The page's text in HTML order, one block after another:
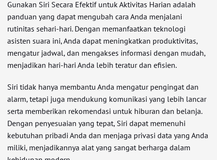
Gunakan Siri Secara Efektif untuk Aktivitas Harian adalah
panduan yang dapat mengubah cara Anda menjalani
rutinitas sehari-hari. Dengan memanfaatkan teknologi
asisten suara ini, Anda dapat meningkatkan produktivitas,
mengatur jadwal, dan mengakses informasi dengan mudah,
menjadikan hari-hari Anda lebih teratur dan efisien.
Siri tidak hanya membantu Anda mengatur pengingat dan
alarm, tetapi juga mendukung komunikasi yang lebih lancar
serta memberikan rekomendasi untuk hiburan dan belanja.
Dengan penyesuaian yang tepat, Siri dapat memenuhi
kebutuhan pribadi Anda dan menjaga privasi data yang Anda
miliki, menjadikannya alat yang sangat berharga dalam